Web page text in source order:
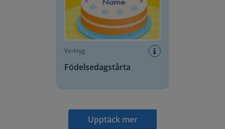
Verktyg
Födelsedagstårta
Upptäck mer